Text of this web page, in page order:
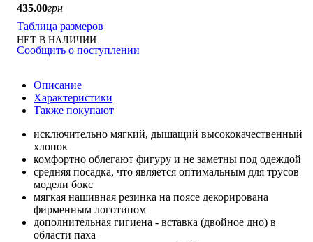
435.00грн
Таблица размеров
НЕТ В НАЛИЧИИ
Сообщить о поступлении
Описание
Характеристики
Также покупают
исключительно мягкий, дышащий высококачественный
хлопок
комфортно облегают фигуру и не заметны под одеждой
средняя посадка, что является оптимальным для трусов
модели бокс
мягкая нашивная резинка на поясе декорирована
фирменным логотипом
дополнительная гигиена - вставка (двойное дно) в
области паха